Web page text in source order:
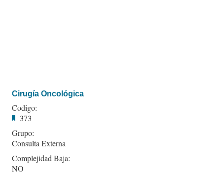
Cirugía Oncológica
Codigo:
373
Grupo:
Consulta Externa
Complejidad Baja:
NO